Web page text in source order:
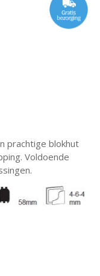
prachtige blokhut
Voldoende